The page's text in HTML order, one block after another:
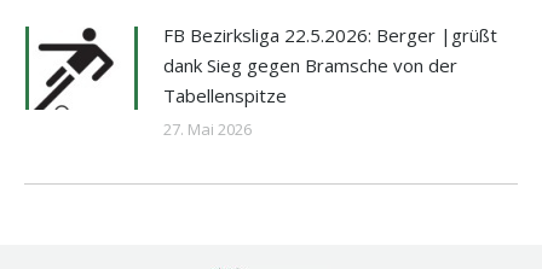
FB Bezirksliga 22.5.2026: Berger |grüßt
dank Sieg gegen Bramsche von der
Tabellenspitze
27. Mai 2026